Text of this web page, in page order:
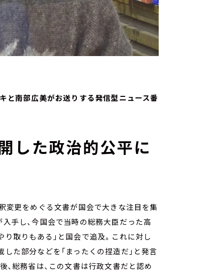
と南部広美がお送りする発信型ニュース番
した政治的公平に
変更をめぐる文書が国会で大きな注目を集
手し、今国会で当時の総務大臣だった高
取りもある」と国会で追及。これに対し
た部分などを「まったくの捏造だ」と発言
、総務省は、この文書は行政文書だと認め